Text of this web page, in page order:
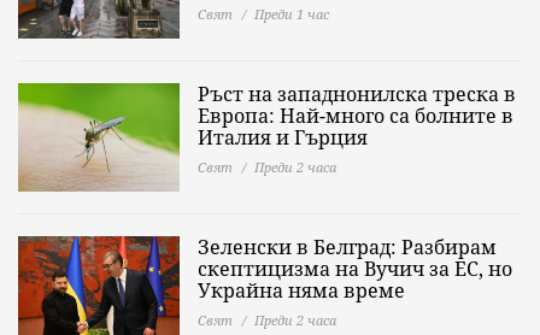
Свят Преди 1 час
Ръст на западнонилска треска в
Европа: Най-много са болните в
Италия и Гърция
Свят Преди 2 часа
Зеленски в Белград: Разбирам
скептицизма на Вучич за ЕС, но
Украйна няма време
Свят Преди 2 часа